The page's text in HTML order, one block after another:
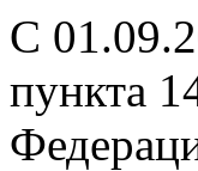
С
пункта